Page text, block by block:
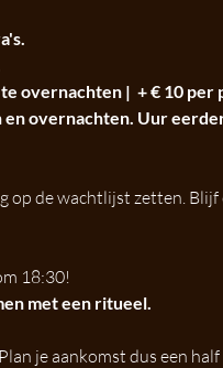
overnachten |  + € 10 per
overnachten. Uur
op de wachtlijst zetten.
18:30!
met een ritueel.
je aankomst dus een